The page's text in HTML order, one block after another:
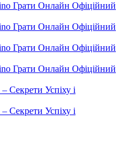
Грати Онлайн Офіційний
Грати Онлайн Офіційний
Грати Онлайн Офіційний
Грати Онлайн Офіційний
Секрети Успіху і
Секрети Успіху і